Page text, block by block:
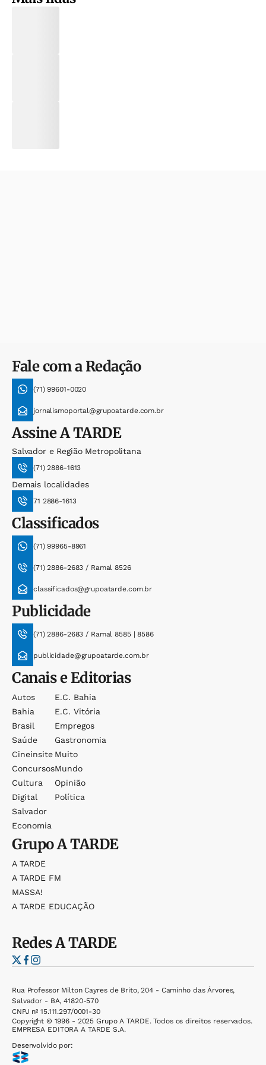
Fale com a Redação
(71) 99601-0020
jornalismoportal@grupoatarde.com.br
AssineA TARDE
Salvador e Região Metropolitana
(71) 2886-1613
Demais localidades
71 2886-1613
Classificados
(71) 99965-8961
(71) 2886-2683 / Ramal 8526
classificados@grupoatarde.com.br
Publicidade
(71) 2886-2683 / Ramal 8585 | 8586
publicidade@grupoatarde.com.br
Canais e Editorias
Autos
Bahia
Brasil
Saúde
Cineinsite
Concursos
Cultura
Digital
Salvador
Economia
E.c. Bahia
E.c. Vitória
Empregos
Gastronomia
Muito
Mundo
Opinião
Política
GrupoA TARDE
A TARDE
A TARDE FM
MASSA!
A TARDE EDUCAÇÃO
RedesA TARDE
Rua Professor Milton Cayres de Brito, 204 - Caminho das Árvores,
Salvador - BA, 41820-570
CNPJ nº 15.111.297/0001-30
Copyright © 1996 - 2025 Grupo A TARDE. Todos os direitos reservados.
EMPRESA EDITORA A TARDE S.A.
Desenvolvido por: